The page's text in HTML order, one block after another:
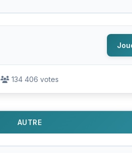
134 406 votes
AUTRE